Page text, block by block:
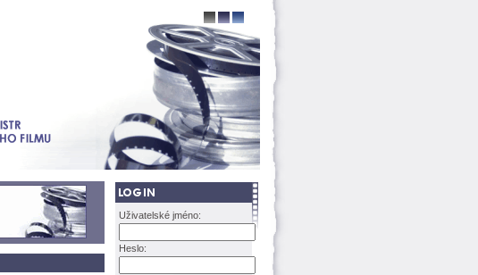
Uživatelské jméno:
Heslo: